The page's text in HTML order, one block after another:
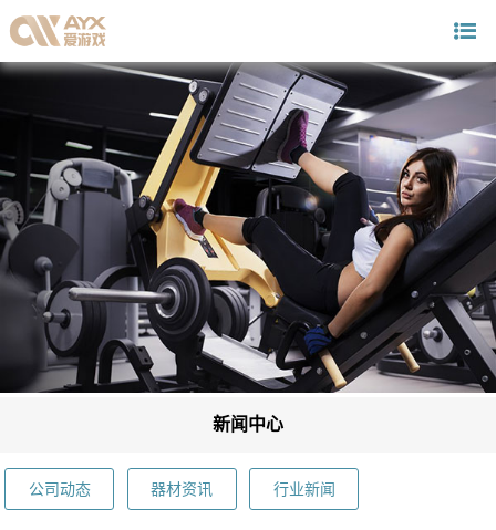
新闻中心
公司动态 器材资讯 行业新闻